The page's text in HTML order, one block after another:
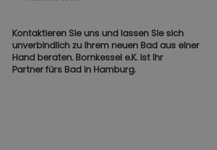
Kontaktieren Sie uns und lassen Sie sich
unverbindlich zu Ihrem neuen Bad aus einer
Hand beraten. Bornkessel e.K. ist Ihr
Partner fürs Bad in Hamburg.